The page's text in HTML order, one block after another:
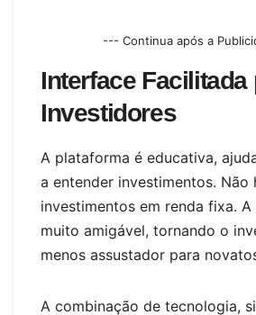
--- Continua após a
Interface Facilitada
Investidores
A plataforma é educativa,
a entender investimentos. Não
investimentos em renda fixa.
muito amigável, tornando o
menos assustador para
A combinação de tecnologia,